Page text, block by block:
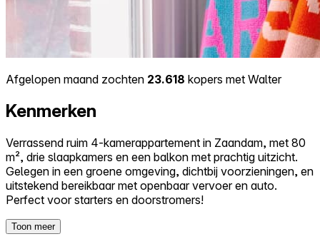
Afgelopen maand zochten 23.618 kopers met Walter
Kenmerken
Verrassend ruim 4-kamerappartement in Zaandam, met 80
m², drie slaapkamers en een balkon met prachtig uitzicht.
Gelegen in een groene omgeving, dichtbij voorzieningen, en
uitstekend bereikbaar met openbaar vervoer en auto.
Perfect voor starters en doorstromers!
Toon meer